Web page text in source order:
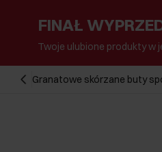
FINAŁ
Twoje ulubione produkty w
Granatowe skórzane buty